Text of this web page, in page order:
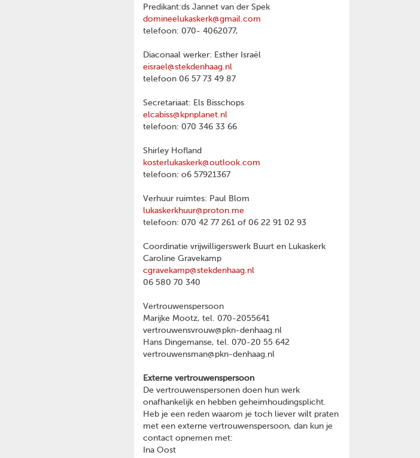
Predikant:ds Jannet van der Spek
domineelukaskerk@gmail.com
telefoon: 070- 4062077,
Diaconaal werker: Esther Israël
eisrael@stekdenhaag.nl
telefoon 06 57 73 49 87
Secretariaat: Els Bisschops
elcabiss@kpnplanet.nl
telefoon: 070 346 33 66
Shirley Hofland
kosterlukaskerk@outlook.com
telefoon: o6 57921367
Verhuur ruimtes: Paul Blom
lukaskerkhuur@proton.me
telefoon: 070 42 77 261 of 06 22 91 02 93
Coordinatie vrijwilligerswerk Buurt en Lukaskerk
Caroline Gravekamp
cgravekamp@stekdenhaag.nl
06 580 70 340
Vertrouwenspersoon
Marijke Mootz, tel. 070-2055641
vertrouwensvrouw@pkn-denhaag.nl
Hans Dingemanse, tel. 070-20 55 642
vertrouwensman@pkn-denhaag.nl
Externe vertrouwenspersoon
De vertrouwenspersonen doen hun werk
onafhankelijk en hebben geheimhoudingsplicht.
Heb je een reden waarom je toch liever wilt praten
met een externe vertrouwenspersoon, dan kun je
contact opnemen met:
Ina Oost